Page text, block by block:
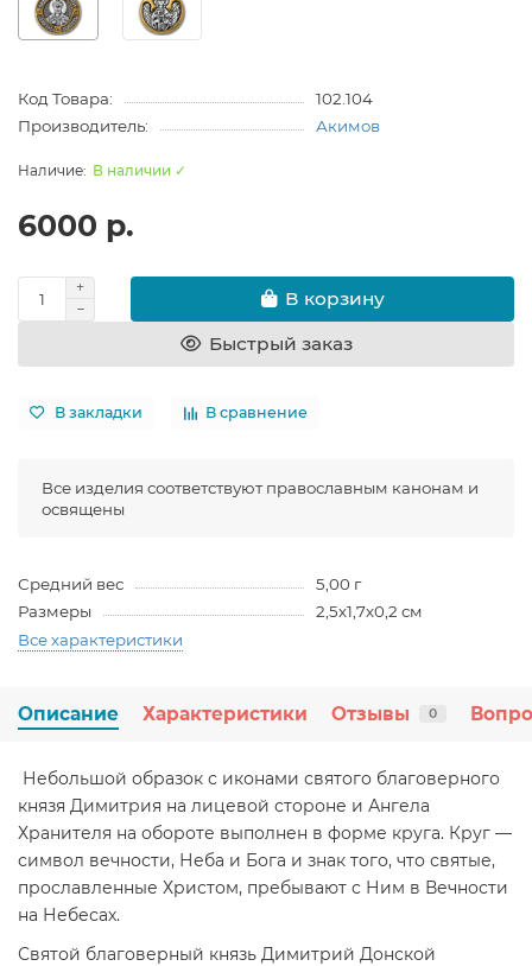
Код Товара:
102.104
Производитель:
Акимов
В наличии ✓
6000 р.
В корзину
Быстрый заказ
В закладки В сравнение
Все изделия соответствуют православным канонам и
освящены
Средний вес
5,00 г
Размеры
2,5х1,7х0,2 см
Все характеристики
Описание Характеристики Отзывы 0
Небольшой образок с иконами святого благоверного
князя Димитрия на лицевой стороне и Ангела
Хранителя на обороте выполнен в форме круга. Круг —
символ вечности, Неба и Бога и знак того, что святые,
прославленные Христом, пребывают с Ним в Вечности
на Небесах.
Святой благоверный князь Димитрий Донской